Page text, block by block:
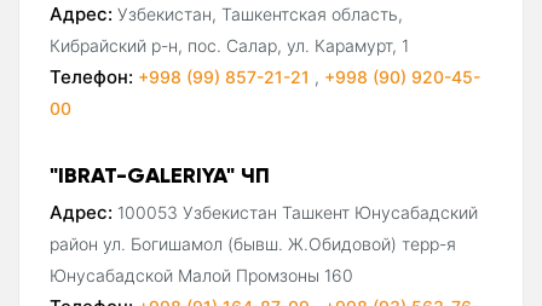
Адрес: Узбекистан, Ташкентская область,
Кибрайский р-н, пос. Салар, ул. Карамурт, 1
Телефон: +998 (99) 857-21-21 , +998 (90) 920-45-
00
"IBRAT-GALERIYA" ЧП
Адрес: 100053 Узбекистан Ташкент Юнусабадский
район ул. Богишамол (бывш. Ж.Обидовой) терр-я
Юнусабадской Малой Промзоны 160